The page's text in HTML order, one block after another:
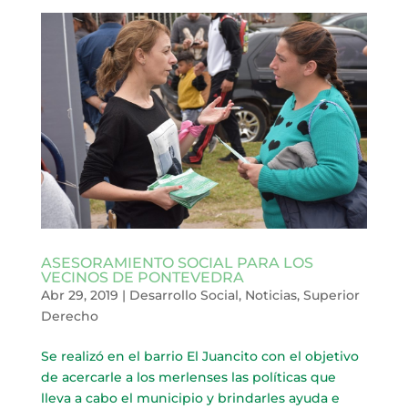
ASESORAMIENTO SOCIAL PARA LOS
VECINOS DE PONTEVEDRA
Abr 29, 2019 | Desarrollo Social, Noticias, Superior
Derecho
Se realizó en el barrio El Juancito con el objetivo
de acercarle a los merlenses las políticas que
lleva a cabo el municipio y brindarles ayuda e